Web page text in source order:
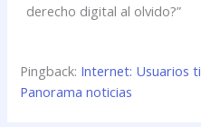
derecho digital al olvido?”
Pingback: Internet: Usuarios
Panorama noticias